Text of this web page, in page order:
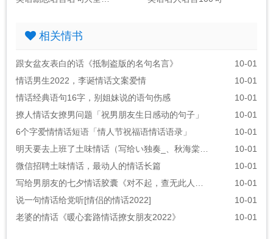
相关情书
跟女盆友表白的话《抵制盗版的名句名言》
10-01
情话男生2022，李诞情话文案爱情
10-01
情话经典语句16字，别姐妹说的语句伤感
10-01
撩人情话女撩男问题「祝男朋友生日感动的句子」
10-01
6个字爱情情话短语「情人节祝福语情话语录」
10-01
明天要去上班了土味情话（写给い独奏_、秋海棠ぃ的情话）
10-01
微信招聘土味情话，最动人的情话长篇
10-01
写给男朋友的七夕情话胶囊《对不起，查无此人！原创》
10-01
说一句情话给党听[情侣的情话2022]
10-01
老婆的情话《暖心套路情话撩女朋友2022》
10-01